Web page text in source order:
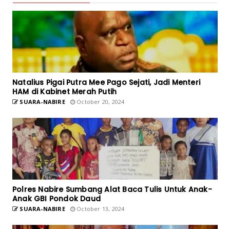
Natalius Pigai Putra Mee Pago Sejati, Jadi Menteri
HAM di Kabinet Merah Putih
SUARA-NABIRE October 20, 2024
Polres Nabire Sumbang Alat Baca Tulis Untuk Anak-
Anak GBI Pondok Daud
SUARA-NABIRE October 13, 2024